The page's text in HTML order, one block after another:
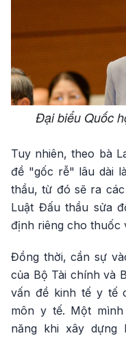
Đại biểu Quốc
Tuy nhiên, theo bà
đề "gốc rễ" lâu dài
thầu, từ đó sẽ ra
Luật Đấu thầu sửa
định riêng cho thuốc
Đồng thời, cần sự
của Bộ Tài chính và
vấn đề kinh tế y tế
môn y tế. Một
năng khi xây dựng